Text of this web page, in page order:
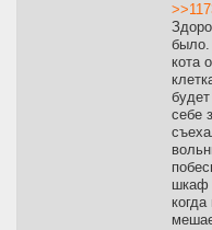
было.
кота
себе
шкаф